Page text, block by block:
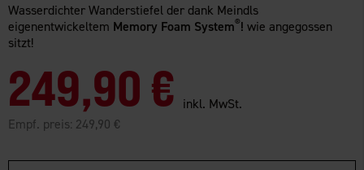
Wasserdichter Wanderstiefel der dank Meindls
eigenentwickeltem Memory Foam System®! wie angegossen
sitzt!
249,90 € inkl. MwSt.
Empf. preis: 249,90 €